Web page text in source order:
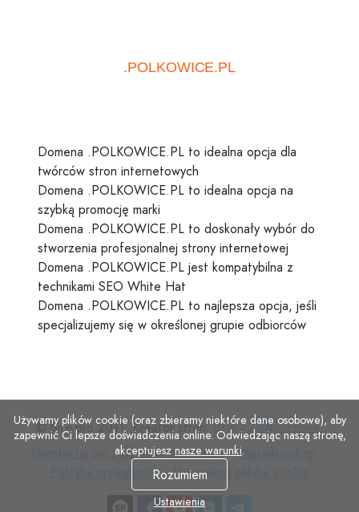
Domena .POLKOWICE.PL to idealna opcja dla
twórców stron internetowych
Domena .POLKOWICE.PL to idealna opcja na
szybką promocję marki
Domena .POLKOWICE.PL to doskonały wybór do
stworzenia profesjonalnej strony internetowej
Domena .POLKOWICE.PL jest kompatybilna z
technikami SEO White Hat
Domena .POLKOWICE.PL to najlepsza opcja, jeśli
specjalizujemy się w określonej grupie odbiorców
© Site.pro 2011. Kreator stron.Stany Zjednoczone.
Skontaktuj się z działem sprzedaży
Warunki
Warunki usługi
Polityka prywatności
Ustawienia
plików
Ustawienia plików cookie
Używamy plików cookie (oraz zbieramy niektóre dane osobowe), aby
zapewnić Ci lepsze doświadczenia online. Odwiedzając naszą stronę,
akceptujesz nasze warunki.
Rozumiem
Ustawienia